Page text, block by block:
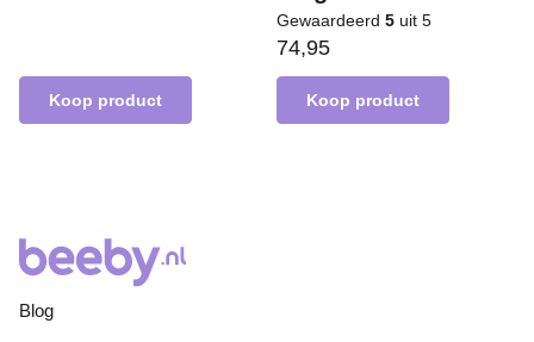
Koop product
Gewaardeerd 5 uit 5
74,95
Koop product
Blog